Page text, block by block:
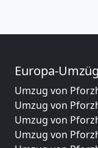
Europa-
Umzug von
Umzug von
Umzug von
Umzug von